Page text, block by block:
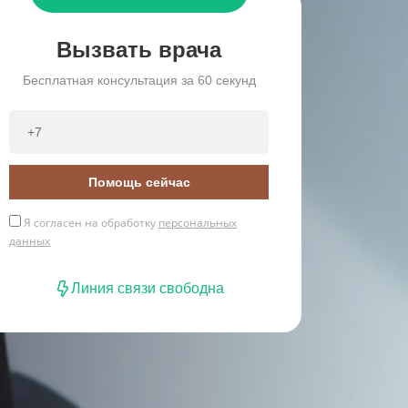
Вызвать врача
Бесплатная консультация за 60 секунд
Помощь сейчас
Я согласен на обработку персональных
данных
Линия связи свободна